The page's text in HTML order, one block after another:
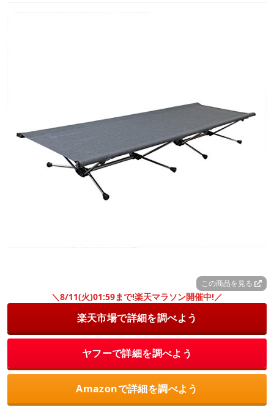
この商品を見る
＼8/11(火)01:59まで!楽天マラソン開催中!／
楽天市場で詳細を調べよう
ヤフーで詳細を調べよう
Amazonで詳細を調べよう